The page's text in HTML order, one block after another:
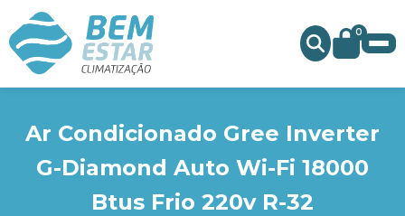
0
Ar Condicionado Gree Inverter
G-Diamond Auto Wi-Fi 18000
Btus Frio 220v R-32